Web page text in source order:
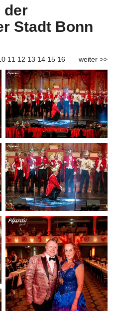
der
Stadt Bonn
11 12 13 14 15 16 weiter >>